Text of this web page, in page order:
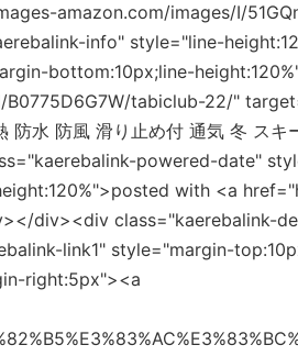
amazon.com/images/I/
info" style="line-
bottom:10px;line-
tabiclub-22/"
水 防風 滑り止め付 通気 冬 スキ
powered-date"
with <a
div><div class="kaerebalink-
link1" style="margin-
right:5px"><a